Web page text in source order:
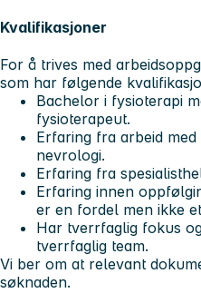
Kvalifikasjoner
For å trives med
som har følgende
Bachelor i fysioterapi
fysioterapeut.
Erfaring fra arbeid
nevrologi.
Erfaring fra
Erfaring innen
er en fordel men ikke
Har tverrfaglig fokus
tverrfaglig team.
Vi ber om at relevant
søknaden.